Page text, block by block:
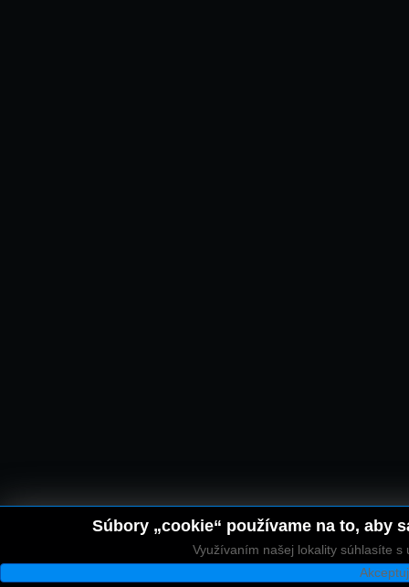
Súbory „cookie“ používame na to, aby
Využívaním našej lokality súhlasíte s